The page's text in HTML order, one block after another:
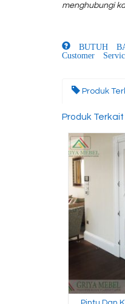
menghubungi
BUTUH
Customer
Produk
Produk